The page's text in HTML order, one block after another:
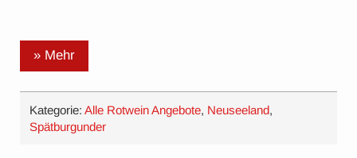
» Mehr
Kategorie:Alle Rotwein Angebote, Neuseeland,
Spätburgunder